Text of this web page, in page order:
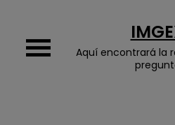
content
Aquí encontrará la